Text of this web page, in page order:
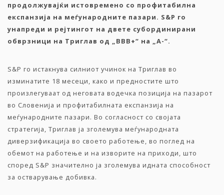
продолжувајќи истовремено со профитабилна
експанзија на меѓународните пазари. S&P го
унапреди и рејтингот на двете субординирани
обврзници на Триглав од „BBB+“ на „A-“.
S&P го истакнува силниот учинок на Триглав во
изминатите 18 месеци, како и предностите што
произлегуваат од неговата водечка позиција на пазарот
во Словенија и профитабилната експанзија на
меѓународните пазари. Во согласност со својата
стратегија, Триглав ја зголемува меѓународната
диверзификација во своето работење, во поглед на
обемот на работење и на изворите на приходи, што
според S&P значително ја зголемува идната способност
за остварување добивка.